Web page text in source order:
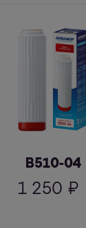
В510-04
1 250 ₽